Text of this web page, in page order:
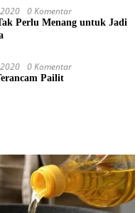
0 Komentar
Perlu Menang untuk Jadi
0 Komentar
Pailit